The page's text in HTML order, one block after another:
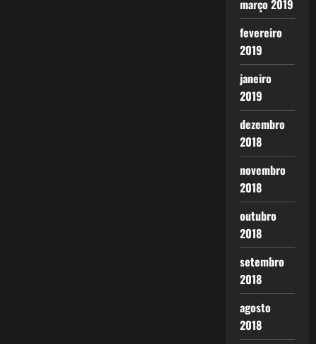
março 2019
fevereiro
2019
janeiro
2019
dezembro
2018
novembro
2018
outubro
2018
setembro
2018
agosto
2018